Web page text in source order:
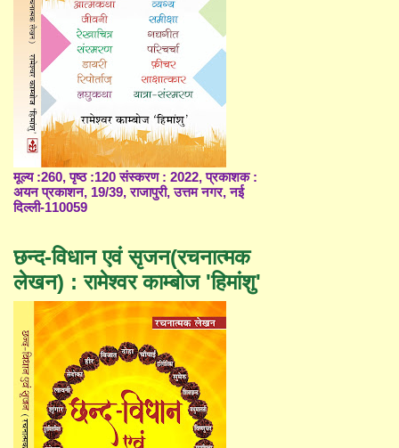
मूल्य :260, पृष्ठ :120 संस्करण : 2022, प्रकाशक :
अयन प्रकाशन, 19/39, राजापुरी, उत्तम नगर, नई
दिल्ली-110059
छन्द-विधान एवं सृजन(रचनात्मक
लेखन) : रामेश्वर काम्बोज 'हिमांशु'